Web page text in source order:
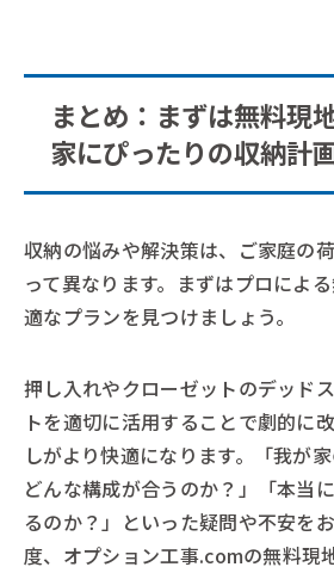
まとめ：まずは無料現
家にぴったりの収納計
収納の悩みや解決策は、ご家庭の
って異なります。まずはプロによ
適なプランを見つけましょう。
押し入れやクローゼットのデッド
トを適切に活用することで劇的に
しがより快適になります。「我が
どんな構成が合うのか？」「本当
るのか？」といった疑問や不安を
度、オプション工事.comの無料現